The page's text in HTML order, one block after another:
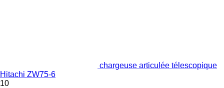
chargeuse articulée télescopique
Hitachi ZW75-6
10